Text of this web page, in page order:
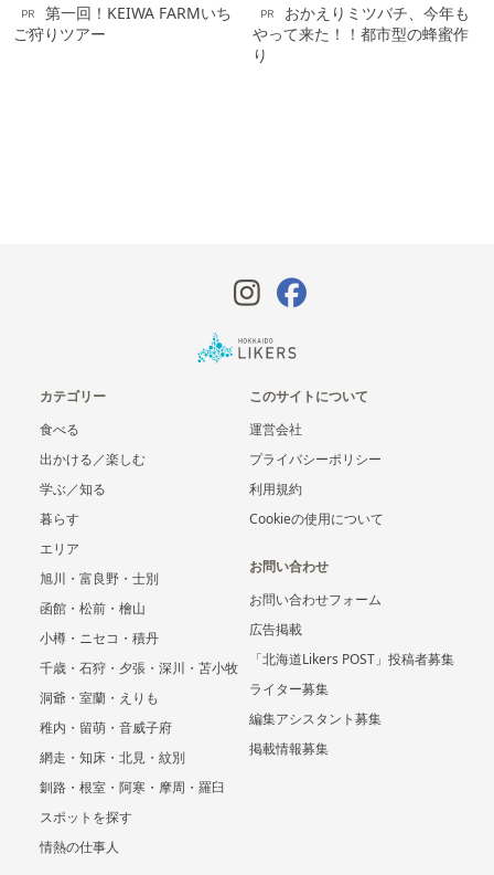
PR
第一回！KEIWA FARMいち
ご狩りツアー
PR
おかえりミツバチ、今年も
やって来た！！都市型の蜂蜜作
り
カテゴリー
食べる
出かける／楽しむ
学ぶ／知る
暮らす
エリア
旭川・富良野・士別
函館・松前・檜山
小樽・ニセコ・積丹
千歳・石狩・夕張・深川・苫小牧
洞爺・室蘭・えりも
稚内・留萌・音威子府
網走・知床・北見・紋別
釧路・根室・阿寒・摩周・羅臼
スポットを探す
情熱の仕事人
このサイトについて
運営会社
プライバシーポリシー
利用規約
Cookieの使用について
お問い合わせ
お問い合わせフォーム
広告掲載
「北海道Likers POST」投稿者募集
ライター募集
編集アシスタント募集
掲載情報募集